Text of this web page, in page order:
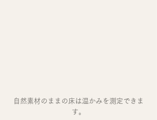
自然素材のままの床は温かみを測定できま
す。